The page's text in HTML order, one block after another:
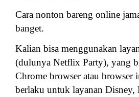
Cara nonton bareng online
banget.
Kalian bisa menggunakan
(dulunya Netflix Party), yang
Chrome browser atau browser
berlaku untuk layanan